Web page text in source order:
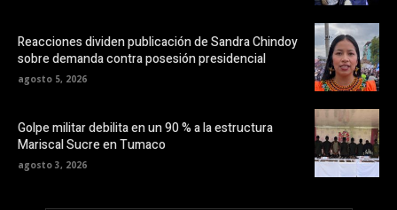
Reacciones dividen publicación de Sandra Chindoy
sobre demanda contra posesión presidencial
agosto 5, 2026
Golpe militar debilita en un 90 % a la estructura
Mariscal Sucre en Tumaco
agosto 3, 2026